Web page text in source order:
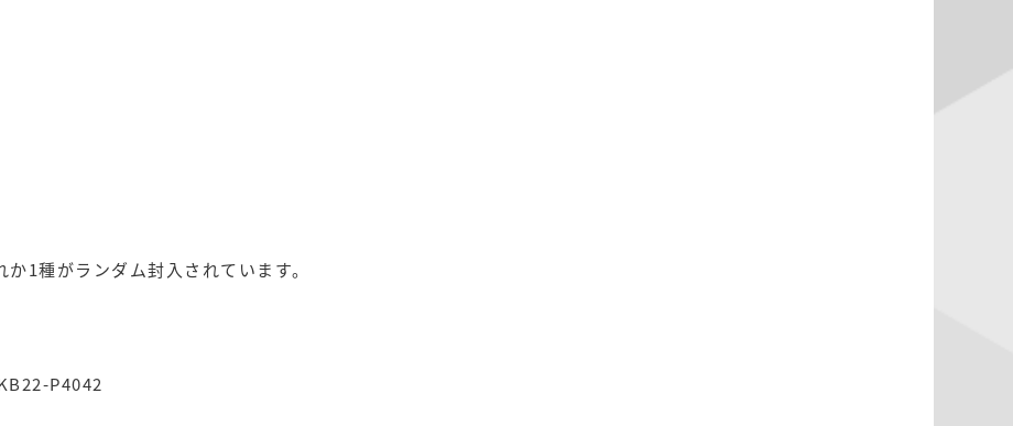
1種がランダム封入されています。
P4042